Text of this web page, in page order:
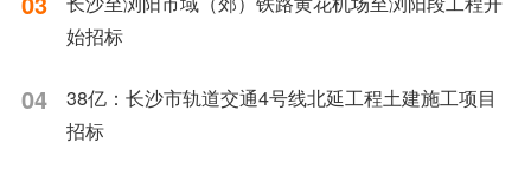
始招标
04
38亿：长沙市轨道交通4号线北延工程土建施工项目
招标